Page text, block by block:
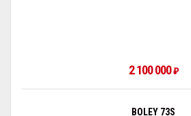
2 100 000₽
BOLEY 73S